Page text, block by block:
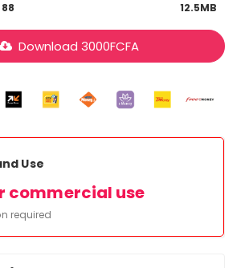
12.5MB
Download 3000FCFA
Use
commercial use
required